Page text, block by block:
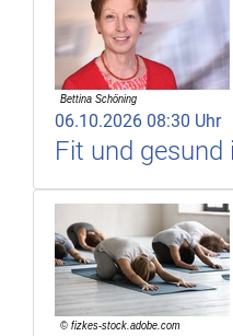
06.10.2026 08:30 Uhr
Fit und gesund